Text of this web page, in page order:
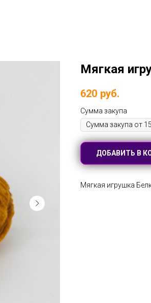
Мягкая
620 руб.
Сумма закупа
ДОБАВИТЬ В
Мягкая игрушка